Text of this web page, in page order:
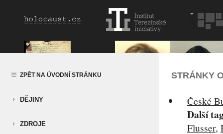
ZPĚT NA ÚVODNÍ STRÁNKU
DĚJINY
ZDROJE
STRÁNKY
České
Další
Flusser,